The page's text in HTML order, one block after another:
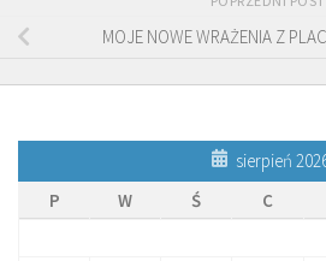
MOJE NOWE WRAŻENIA Z
sierpień
P
W Ś C